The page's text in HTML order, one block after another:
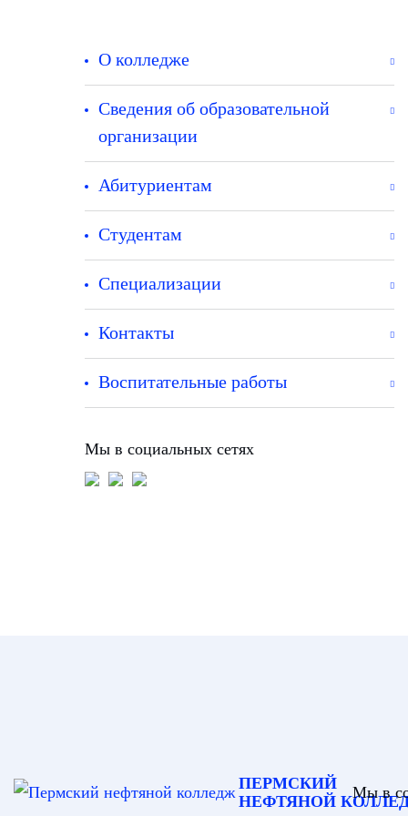
О колледже
Сведения об образовательной
организации
Абитуриентам
Студентам
Специализации
Контакты
Воспитательные работы
Мы в социальных сетях
ПЕРМСКИЙ
НЕФТЯНОЙ
Мы в